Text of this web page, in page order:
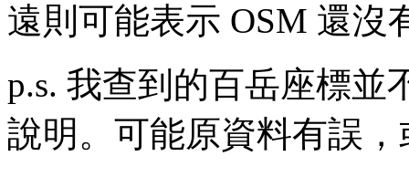
遠則可能表示 OSM 還沒
p.s. 我查到的百岳座標並
說明。可能原資料有誤